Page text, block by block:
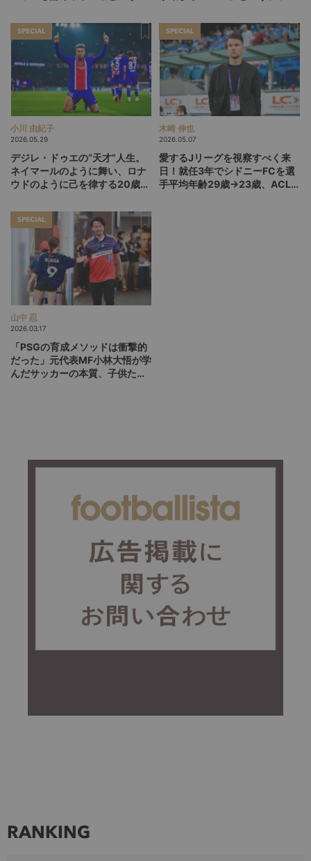
SPECIAL
小川 由紀子
2026.05.29
デジレ・ドゥエの“天才”人生。
ネイマールのように舞い、ロナ
ウドのように己を律する20歳
SPECIAL
木崎 伸也
2026.05.07
愛するJリーグを視察すべく来
日！就任3年でシドニーFCを選
手平均年齢29歳→23歳、ACL2
SPECIAL
山中 忍
2026.03.17
「PSGの育成メソッドは衝撃的
だった」元代表MF小林大悟が学
んだサッカーの本質、子供たち
RANKING